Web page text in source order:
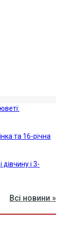
та 16-річна
і 3-
Всі новини »